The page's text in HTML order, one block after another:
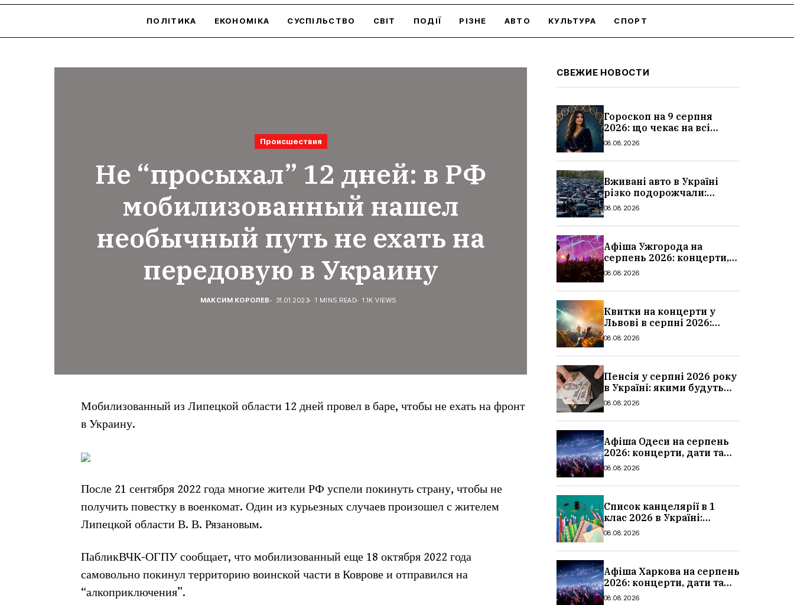
ПОЛІТИКА ЕКОНОМІКА СУСПІЛЬСТВО СВІТ ПОДІЇ РІЗНЕ АВТО КУЛЬТУРА СПОРТ
Происшествия
​Не “просыхал” 12 дней: в РФ
мобилизованный нашел
необычный путь не ехать на
передовую в Украину
МАКСИМ КОРОЛЕВ 31.01.2023 1 MINS READ 1.1K VIEWS
Мобилизованный из Липецкой области 12 дней провел в баре, чтобы не ехать на фронт
в Украину.
После 21 сентября 2022 года многие жители РФ успели покинуть страну, чтобы не
получить повестку в военкомат. Один из курьезных случаев произошел с жителем
Липецкой области В. В. Рязановым.
ПабликВЧК-ОГПУ сообщает, что мобилизованный еще 18 октября 2022 года
самовольно покинул территорию воинской части в Коврове и отправился на
“алкоприключения”.
СВЕЖИЕ НОВОСТИ
Гороскоп на 9 серпня
2026: що чекає на всі
знаки зодіаку
08.08.2026
Вживані авто в Україні
різко подорожчали:
причини, які машини
08.08.2026
Афіша Ужгорода на
серпень 2026: концерти,
дати та ціни
08.08.2026
Квитки на концерти у
Львові в серпні 2026:
дати, ціни та локації
08.08.2026
Пенсія у серпні 2026 року
в Україні: якими будуть
мінімальні та
суми
08.08.2026
Афіша Одеси на серпень
2026: концерти, дати та
ціни квитків
08.08.2026
Список канцелярії в 1
клас 2026 в Україні:
повний чек-лист для
08.08.2026
Афіша Харкова на серпень
2026: концерти, дати та
ціни квитків
08.08.2026